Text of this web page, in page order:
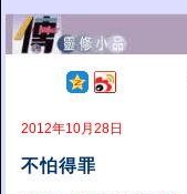
2012年10月28日
不怕得罪